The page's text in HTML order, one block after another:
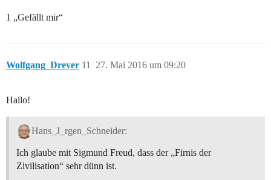
1 „Gefällt mir“
Wolfgang_Dreyer 27. Mai 2016 um 09:20
11
Hallo!
Hans_J_rgen_Schneider:
Ich glaube mit Sigmund Freud, dass der „Firnis der
Zivilisation“ sehr dünn ist.